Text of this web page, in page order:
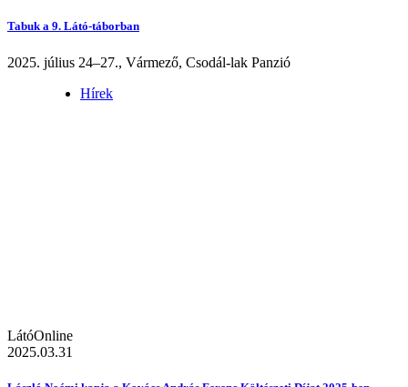
Tabuk a 9. Látó-táborban
2025. július 24–27., Vármező, Csodál-lak Panzió
Hírek
LátóOnline
2025.03.31